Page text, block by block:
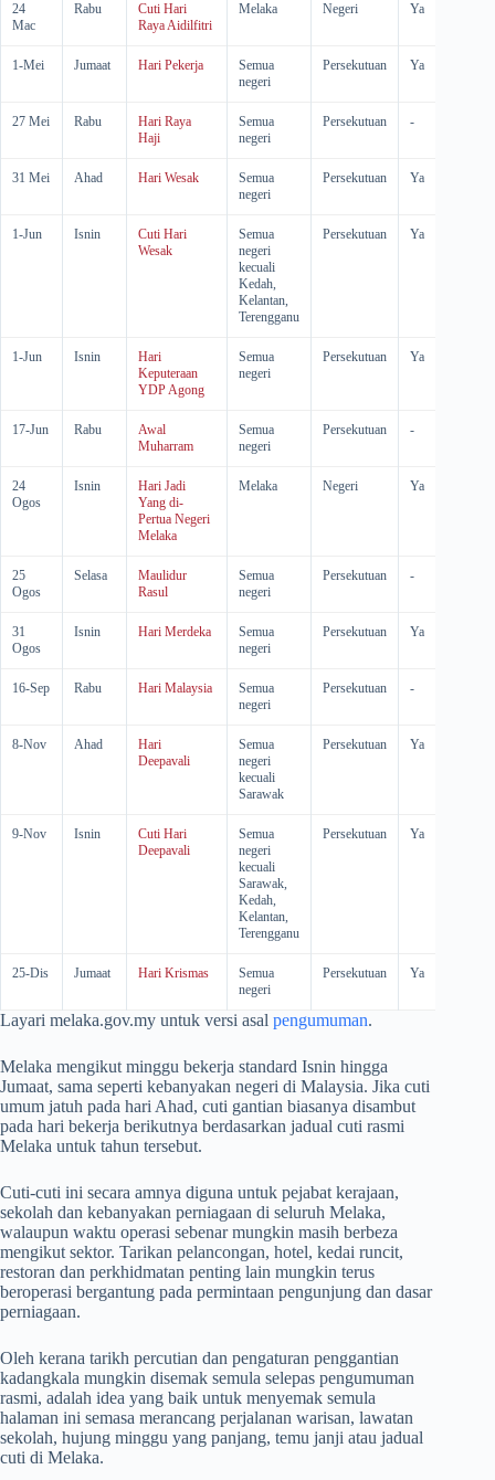
24
Mac
Rabu
Cuti Hari
Raya Aidilfitri
Melaka Negeri Ya
1-Mei Jumaat Hari Pekerja
Semua
negeri
Persekutuan Ya
27 Mei Rabu
Hari Raya
Haji
Semua
negeri
Persekutuan -
31 Mei Ahad Hari Wesak
Semua
negeri
Persekutuan Ya
1-Jun Isnin
Cuti Hari
Wesak
Semua
negeri
kecuali
Kedah,
Kelantan,
Terengganu
Persekutuan Ya
1-Jun Isnin
Hari
Keputeraan
YDP Agong
Semua
negeri
Persekutuan Ya
17-Jun Rabu
Awal
Muharram
Semua
negeri
Persekutuan -
24
Ogos
Isnin
Hari Jadi
Yang di-
Pertua Negeri
Melaka
Melaka Negeri Ya
25
Ogos
Selasa
Maulidur
Rasul
Semua
negeri
Persekutuan -
31
Ogos
Isnin Hari Merdeka
Semua
negeri
Persekutuan Ya
16-Sep Rabu Hari Malaysia
Semua
negeri
Persekutuan -
8-Nov Ahad
Hari
Deepavali
Semua
negeri
kecuali
Sarawak
Persekutuan Ya
9-Nov Isnin
Cuti Hari
Deepavali
Semua
negeri
kecuali
Sarawak,
Kedah,
Kelantan,
Terengganu
Persekutuan Ya
25-Dis Jumaat Hari Krismas
Semua
negeri
Persekutuan Ya
Layari melaka.gov.my untuk versi asal pengumuman.
Melaka mengikut minggu bekerja standard Isnin hingga
Jumaat, sama seperti kebanyakan negeri di Malaysia. Jika cuti
umum jatuh pada hari Ahad, cuti gantian biasanya disambut
pada hari bekerja berikutnya berdasarkan jadual cuti rasmi
Melaka untuk tahun tersebut.
Cuti-cuti ini secara amnya diguna untuk pejabat kerajaan,
sekolah dan kebanyakan perniagaan di seluruh Melaka,
walaupun waktu operasi sebenar mungkin masih berbeza
mengikut sektor. Tarikan pelancongan, hotel, kedai runcit,
restoran dan perkhidmatan penting lain mungkin terus
beroperasi bergantung pada permintaan pengunjung dan dasar
perniagaan.
Oleh kerana tarikh percutian dan pengaturan penggantian
kadangkala mungkin disemak semula selepas pengumuman
rasmi, adalah idea yang baik untuk menyemak semula
halaman ini semasa merancang perjalanan warisan, lawatan
sekolah, hujung minggu yang panjang, temu janji atau jadual
cuti di Melaka.